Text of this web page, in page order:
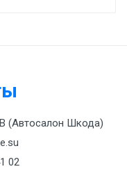
suscipit
(Автосалон Шкода)
02